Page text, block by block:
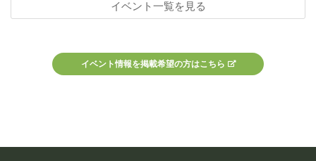
イベント一覧を見る
イベント情報を掲載希望の方はこちら